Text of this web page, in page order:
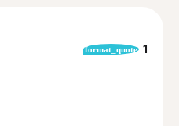
format_quote 1